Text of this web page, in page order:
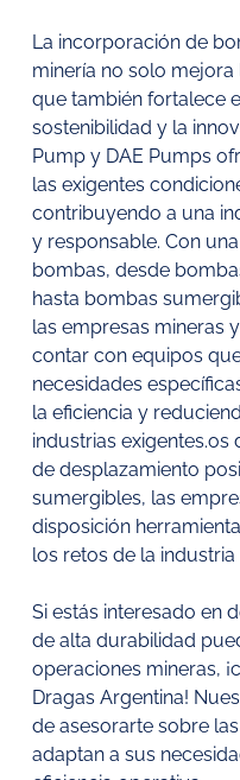
La incorporación de
minería no solo mejora
que también fortalece
sostenibilidad y la
Pump y DAE Pumps
las exigentes
contribuyendo a una
y responsable. Con
bombas, desde
hasta bombas
las empresas mineras
contar con equipos
necesidades
la eficiencia y
industrias
de desplazamiento
sumergibles, las
disposición
los retos de la
Si estás interesado en
de alta durabilidad
operaciones mineras,
Dragas Argentina!
de asesorarte sobre
adaptan a sus